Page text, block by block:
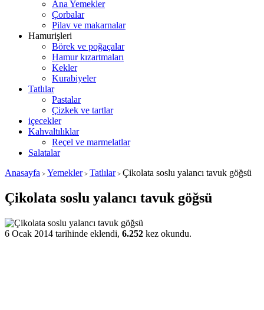
Ana Yemekler
Çorbalar
Pilav ve makarnalar
Hamurişleri
Börek ve poğaçalar
Hamur kızartmaları
Kekler
Kurabiyeler
Tatlılar
Pastalar
Çizkek ve tartlar
içecekler
Kahvaltılıklar
Reçel ve marmelatlar
Salatalar
Anasayfa > Yemekler> Tatlılar> Çikolata soslu yalancı tavuk göğsü
Çikolata soslu yalancı tavuk göğsü
6 Ocak 2014 tarihinde eklendi, 6.252 kez okundu.